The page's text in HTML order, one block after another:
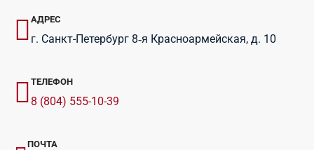
АДРЕС
г. Санкт-Петербург 8‑я Красноармейская, д. 10
ТЕЛЕФОН
8 (804) 555-10-39
ПОЧТА